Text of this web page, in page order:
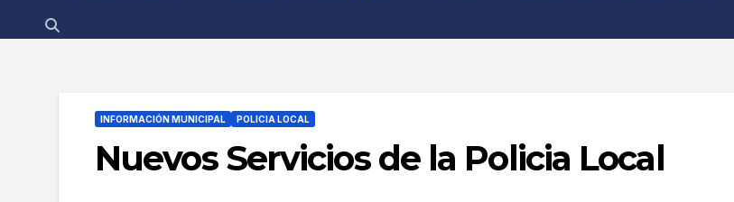
INFORMACIÓN MUNICIPAL POLICIA LOCAL
Nuevos Servicios de la Policia Local